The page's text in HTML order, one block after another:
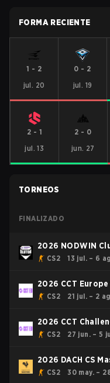
FORMA RECIENTE
1 - 2
jul. 20
0 - 2
jul. 19
2 - 1
jul. 13
2 - 0
jun. 27
TORNEOS
FINALIZADO
2026 NODWIN
CS2 13 jul. – 6
2026 CCT
CS2 21 jul. – 2
2026 CCT
CS2 27 jun. – 5
2026 DACH CS
CS2 30 may. –